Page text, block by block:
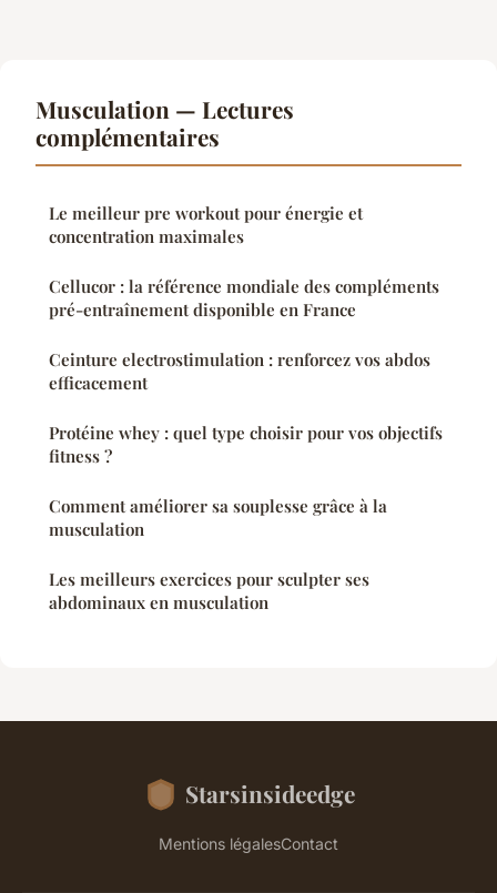
Musculation — Lectures
complémentaires
Le meilleur pre workout pour énergie et
concentration maximales
Cellucor : la référence mondiale des compléments
pré-entraînement disponible en France
Ceinture electrostimulation : renforcez vos abdos
efficacement
Protéine whey : quel type choisir pour vos objectifs
fitness ?
Comment améliorer sa souplesse grâce à la
musculation
Les meilleurs exercices pour sculpter ses
abdominaux en musculation
Starsinsideedge
Mentions légalesContact